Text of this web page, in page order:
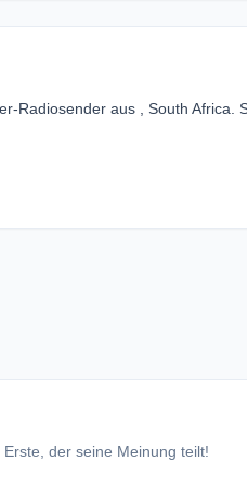
Radiosender aus , South
der seine Meinung teilt!